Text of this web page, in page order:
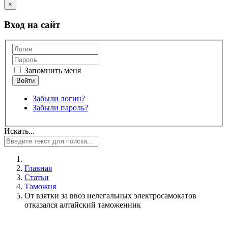
×
Вход на сайт
Запомнить меня
Забыли логин?
Забыли пароль?
Искать...
Главная
Статьи
Таможня
От взятки за ввоз нелегальных электросамокатов
отказался алтайский таможенник